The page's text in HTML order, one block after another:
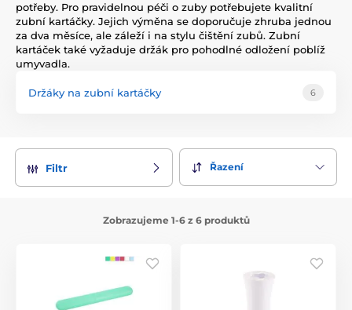
potřeby. Pro pravidelnou péči o zuby potřebujete kvalitní
zubní kartáčky. Jejich výměna se doporučuje zhruba jednou
za dva měsíce, ale záleží i na stylu čištění zubů. Zubní
kartáček také vyžaduje držák pro pohodlné odložení poblíž
umyvadla.
Držáky na zubní kartáčky 6
Filtr Řazení
Zobrazujeme 1-6 z 6 produktů